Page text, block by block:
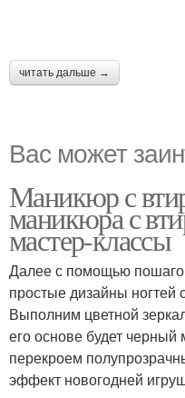
читать дальше →
Вас может
Маникюр с
маникюра с
мастер-классы
Далее с помощью
простые дизайны ногтей
Выполним цветной
его основе будет
перекроем
эффект новогодней